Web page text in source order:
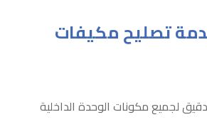
تصليح مكيفات
لجميع مكونات الوحدة الداخلية